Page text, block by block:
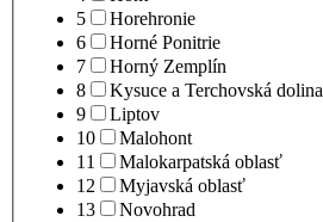
5
Horehronie
6
Horné Ponitrie
7
Horný Zemplín
8
Kysuce a Terchovská dolina
9
Liptov
10
Malohont
11
Malokarpatská oblasť
12
Myjavská oblasť
13
Novohrad